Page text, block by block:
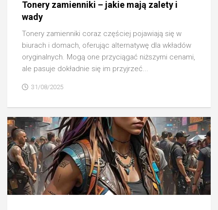
Tonery zamienniki – jakie mają zalety i
wady
Tonery zamienniki coraz częściej pojawiają się w
biurach i domach, oferując alternatywę dla wkładów
oryginalnych. Mogą one przyciągać niższymi cenami,
ale pasuje dokładnie się im przyjrzeć...
31/08/2025